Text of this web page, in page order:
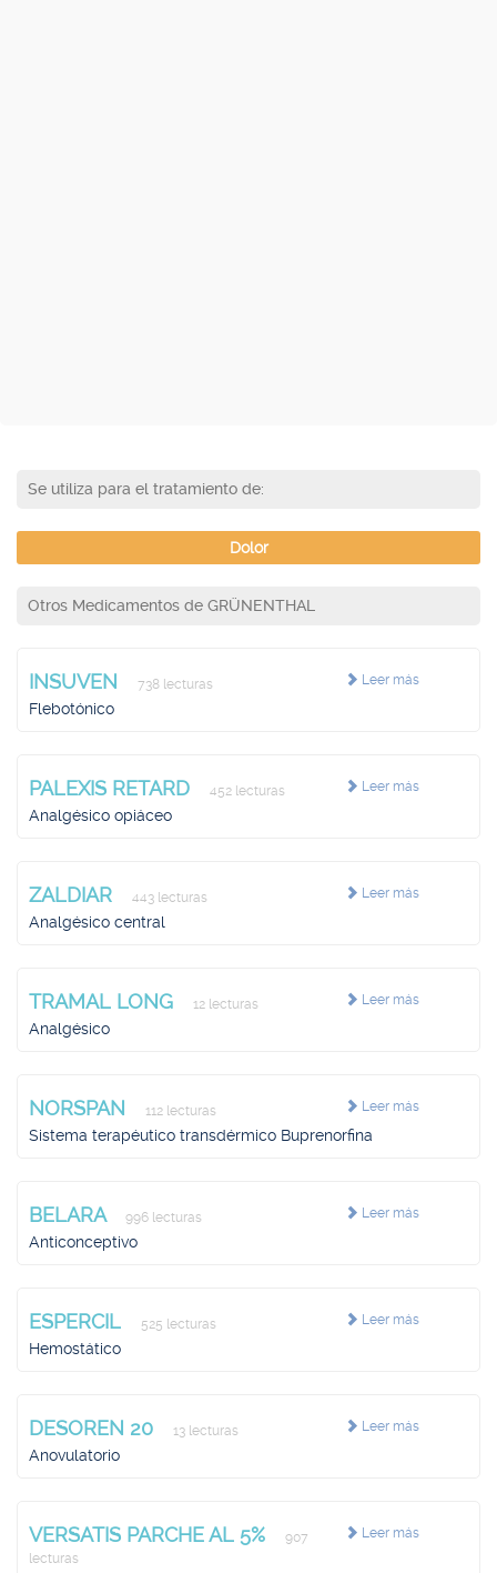
Se utiliza para el tratamiento de:
Dolor
Otros Medicamentos de GRÜNENTHAL
Leer más
INSUVEN 738 lecturas
Flebotónico
Leer más
PALEXIS RETARD 452 lecturas
Analgésico opiáceo
Leer más
ZALDIAR 443 lecturas
Analgésico central
Leer más
TRAMAL LONG 12 lecturas
Analgésico
Leer más
NORSPAN 112 lecturas
Sistema terapéutico transdérmico Buprenorfina
Leer más
BELARA 996 lecturas
Anticonceptivo
Leer más
ESPERCIL 525 lecturas
Hemostático
Leer más
DESOREN 20 13 lecturas
Anovulatorio
Leer más
VERSATIS PARCHE AL 5%
907
lecturas